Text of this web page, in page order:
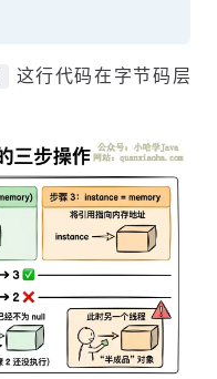
这行代码在字节码层